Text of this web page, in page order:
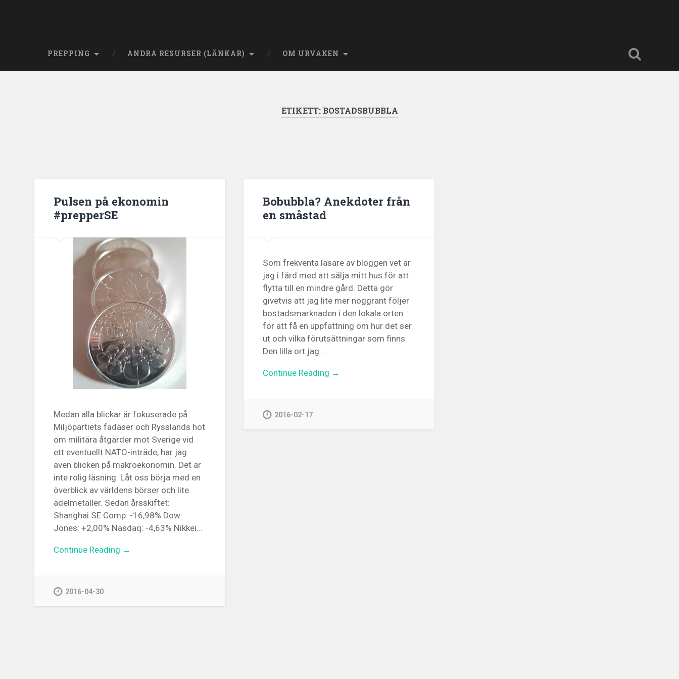
PREPPING ANDRA RESURSER (LÄNKAR) OM URVAKEN
ETIKETT: BOSTADSBUBBLA
Pulsen på ekonomin
#prepperSE
Medan alla blickar är fokuserade på
Miljöpartiets fadäser och Rysslands hot
om militära åtgärder mot Sverige vid
ett eventuellt NATO-inträde, har jag
även blicken på makroekonomin. Det är
inte rolig läsning. Låt oss börja med en
överblick av världens börser och lite
ädelmetaller. Sedan årsskiftet:
Shanghai SE Comp: -16,98% Dow
Jones: +2,00% Nasdaq: -4,63% Nikkei...
Continue Reading →
2016-04-30
Bobubbla? Anekdoter från
en småstad
Som frekventa läsare av bloggen vet är
jag i färd med att sälja mitt hus för att
flytta till en mindre gård. Detta gör
givetvis att jag lite mer noggrant följer
bostadsmarknaden i den lokala orten
för att få en uppfattning om hur det ser
ut och vilka förutsättningar som finns.
Den lilla ort jag...
Continue Reading →
2016-02-17